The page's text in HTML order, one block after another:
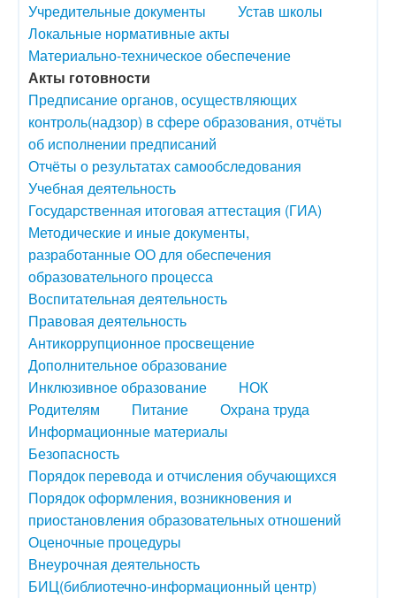
Учредительные документы
Устав школы
Локальные нормативные акты
Материально-техническое обеспечение
Акты готовности
Предписание органов, осуществляющих
контроль(надзор) в сфере образования, отчёты
об исполнении предписаний
Отчёты о результатах самообследования
Учебная деятельность
Государственная итоговая аттестация (ГИА)
Методические и иные документы,
разработанные ОО для обеспечения
образовательного процесса
Воспитательная деятельность
Правовая деятельность
Антикоррупционное просвещение
Дополнительное образование
Инклюзивное образование
НОК
Родителям
Питание
Охрана труда
Информационные материалы
Безопасность
Порядок перевода и отчисления обучающихся
Порядок оформления, возникновения и
приостановления образовательных отношений
Оценочные процедуры
Внеурочная деятельность
БИЦ(библиотечно-информационный центр)